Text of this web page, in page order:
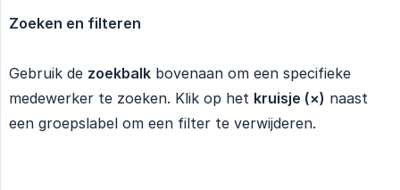
Zoeken en filteren
Gebruik de zoekbalk bovenaan om een specifieke
medewerker te zoeken. Klik op het kruisje (×) naast
een groepslabel om een filter te verwijderen.